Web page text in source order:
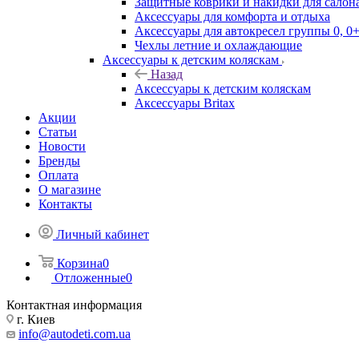
Аксессуары для комфорта и отдыха
Аксессуары для автокресел группы 0,
Чехлы летние и охлаждающие
Аксессуары к детским коляскам
Назад
Аксессуары к детским коляскам
Аксессуары Britax
Акции
Статьи
Новости
Бренды
Оплата
О магазине
Контакты
Личный кабинет
Корзина0
Отложенные0
Контактная информация
г. Киев
info@autodeti.com.ua